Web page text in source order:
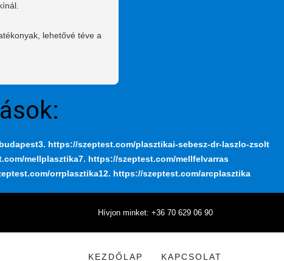
lehetővé téve a
3. https://szeptest.com/plasztikai-sebesz-dr-laszlo-zsolt
mellplasztika7. https://szeptest.com/mellfelvarras
orrplasztika12. https://szeptest.com/arcplasztika
Hívjon minket: +36 70 629 06 90
KEZDŐLAP KAPCSOLAT